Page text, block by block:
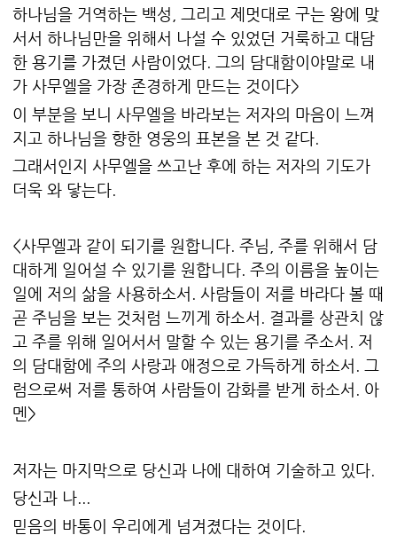
하나님을 거역하는 백성, 그리고 제멋대로 구는 왕에 맞
서서 하나님만을 위해서 나설 수 있었던 거룩하고 대담
한 용기를 가졌던 사람이었다. 그의 담대함이야말로 내
가 사무엘을 가장 존경하게 만드는 것이다>
이 부분을 보니 사무엘을 바라보는 저자의 마음이 느껴
지고 하나님을 향한 영웅의 표본을 본 것 같다.
그래서인지 사무엘을 쓰고난 후에 하는 저자의 기도가
더욱 와 닿는다.
<사무엘과 같이 되기를 원합니다. 주님, 주를 위해서 담
대하게 일어설 수 있기를 원합니다. 주의 이름을 높이는
일에 저의 삶을 사용하소서. 사람들이 저를 바라다 볼 때
곧 주님을 보는 것처럼 느끼게 하소서. 결과를 상관치 않
고 주를 위해 일어서서 말할 수 있는 용기를 주소서. 저
의 담대함에 주의 사랑과 애정으로 가득하게 하소서. 그
럼으로써 저를 통하여 사람들이 감화를 받게 하소서. 아
멘>
저자는 마지막으로 당신과 나에 대하여 기술하고 있다.
당신과 나...
믿음의 바통이 우리에게 넘겨졌다는 것이다.